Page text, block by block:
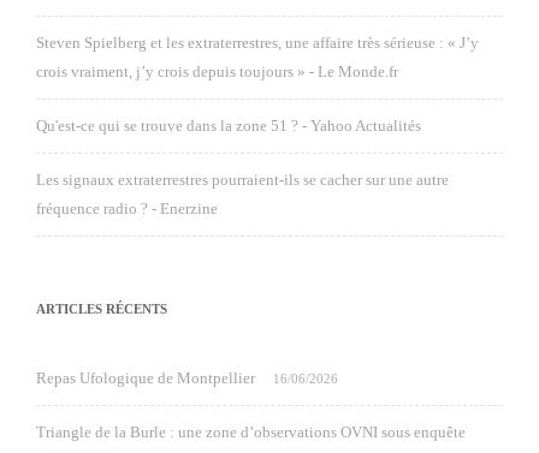
Steven Spielberg et les extraterrestres, une affaire très sérieuse : « J’y
crois vraiment, j’y crois depuis toujours » - Le Monde.fr
Qu'est-ce qui se trouve dans la zone 51 ? - Yahoo Actualités
Les signaux extraterrestres pourraient-ils se cacher sur une autre
fréquence radio ? - Enerzine
ARTICLES RÉCENTS
Repas Ufologique de Montpellier 16/06/2026
Triangle de la Burle : une zone d’observations OVNI sous enquête